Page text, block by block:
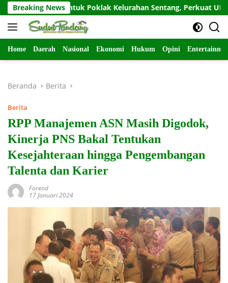
Langsung
ke
konten
Breaking News
untuk Poklak Kelurahan Sentang, Perkuat UMKM Jelang
Home Daerah Nasional Ekonomi Hukum Opini
Beranda Berita
Berita
RPP Manajemen ASN Masih Digodok,
Kinerja PNS Bakal Tentukan
Kesejahteraan hingga Pengembangan
Talenta dan Karier
Forend
17 Januari 2024